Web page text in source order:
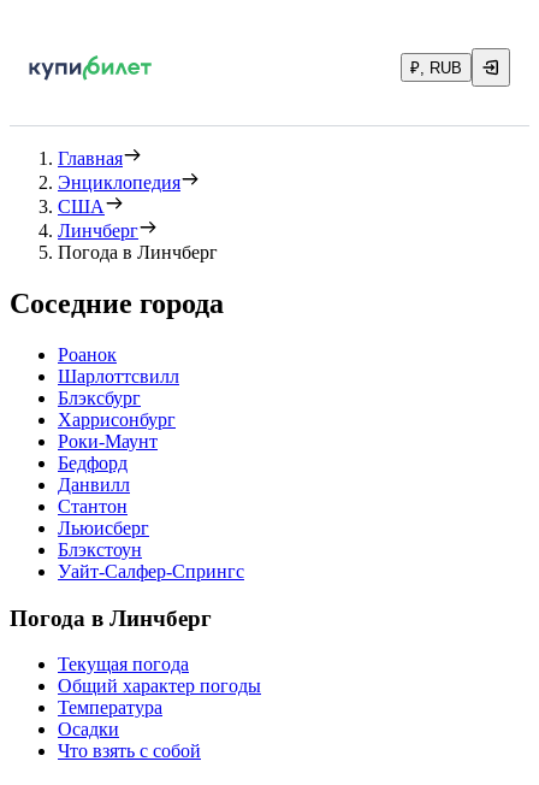
₽, RUB
Главная
Энциклопедия
США
Линчберг
Погода в Линчберг
Соседние города
Роанок
Шарлоттсвилл
Блэксбург
Харрисонбург
Роки-Маунт
Бедфорд
Данвилл
Стантон
Льюисберг
Блэкстоун
Уайт-Салфер-Спрингс
Погода в Линчберг
Текущая погода
Общий характер погоды
Температура
Осадки
Что взять с собой